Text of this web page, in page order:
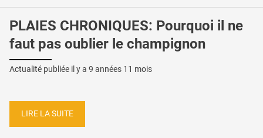
PLAIES CHRONIQUES: Pourquoi il ne
faut pas oublier le champignon
Actualité publiée il y a 9 années 11 mois
LIRE LA SUITE